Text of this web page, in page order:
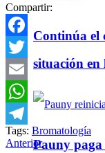
Continúa el
situación en
Pauny
Compartir:
Facebook
Twitter
Email
WhatsApp
Telegram
Tags: Bromatología
Anterior